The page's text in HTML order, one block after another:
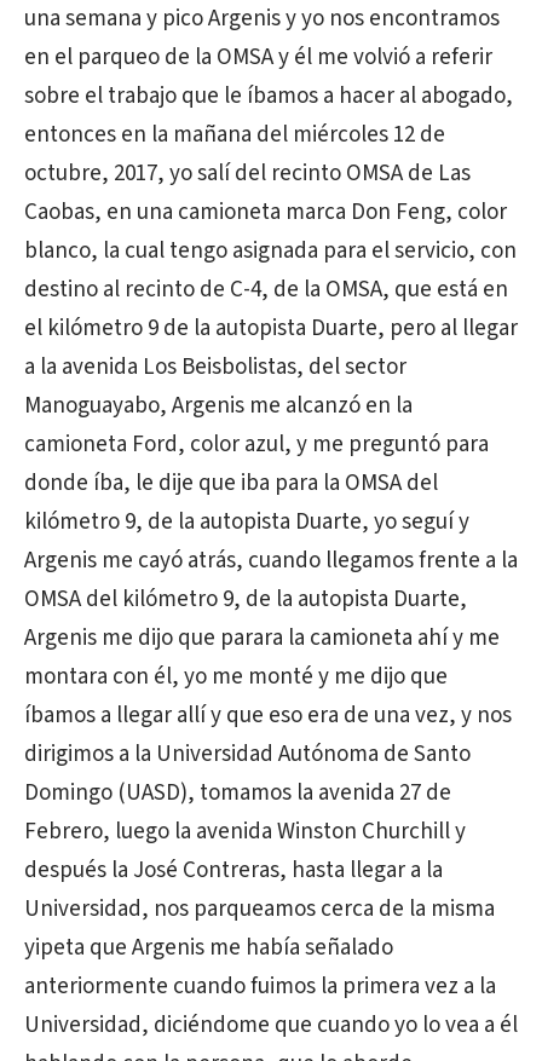
una semana y pico Argenis y yo nos encontramos
en el parqueo de la OMSA y él me volvió a referir
sobre el trabajo que le íbamos a hacer al abogado,
entonces en la mañana del miércoles 12 de
octubre, 2017, yo salí del recinto OMSA de Las
Caobas, en una camioneta marca Don Feng, color
blanco, la cual tengo asignada para el servicio, con
destino al recinto de C-4, de la OMSA, que está en
el kilómetro 9 de la autopista Duarte, pero al llegar
a la avenida Los Beisbolistas, del sector
Manoguayabo, Argenis me alcanzó en la
camioneta Ford, color azul, y me preguntó para
donde íba, le dije que iba para la OMSA del
kilómetro 9, de la autopista Duarte, yo seguí y
Argenis me cayó atrás, cuando llegamos frente a la
OMSA del kilómetro 9, de la autopista Duarte,
Argenis me dijo que parara la camioneta ahí y me
montara con él, yo me monté y me dijo que
íbamos a llegar allí y que eso era de una vez, y nos
dirigimos a la Universidad Autónoma de Santo
Domingo (UASD), tomamos la avenida 27 de
Febrero, luego la avenida Winston Churchill y
después la José Contreras, hasta llegar a la
Universidad, nos parqueamos cerca de la misma
yipeta que Argenis me había señalado
anteriormente cuando fuimos la primera vez a la
Universidad, diciéndome que cuando yo lo vea a él